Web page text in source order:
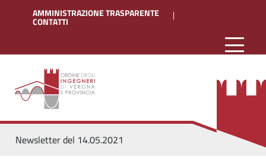
AMMINISTRAZIONE TRASPARENTE
CONTATTI
Newsletter del 14.05.2021